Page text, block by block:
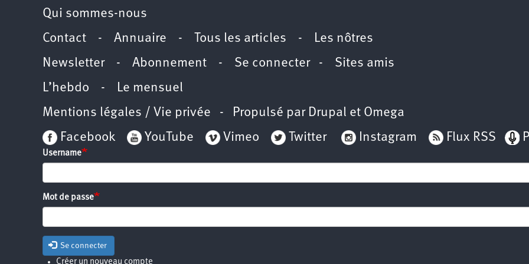
Qui sommes-nous
Contact - Annuaire - Tous les articles - Les nôtres
Newsletter- Abonnement - Se connecter- Sites amis
L’hebdo - Le mensuel
Mentions légales / Vie privée - Propulsé par Drupal et Omega
Facebook
YouTube Vimeo Twitter Instagram Flux RSS
Username
Mot de passe
Se connecter
Créer un nouveau compte